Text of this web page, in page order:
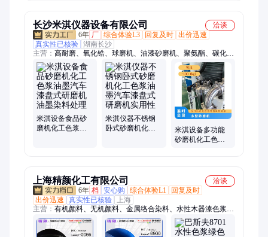
长沙米淇仪器设备有限公司
洽谈
6年 厂 综合体验L3 回复及时 出价迅速
真实性已核验 湖南长沙
主营： 高耐磨、氧化锆、球磨机、油漆砂磨机、聚氨酯、碳化
硅、硬质合金、真空手套箱、尼龙球磨罐、聚四氟乙烯、土壤研
磨机、刚玉球磨罐、不锈钢球磨罐、不锈钢手套箱、亚克力手套
箱、惰性气体手套箱
米淇设备食品砂
磨机化工色浆油
米淇仪器不锈钢
卧式砂磨机化工
米淇设备多功能
砂磨机化工色浆
上海精颜化工有限公司
洽谈
6年 档 安心购 综合体验L1
回复及时
出价迅速
真实性已核验
上海
主营： 有机颜料、无机颜料、金属络合染料、水性木器漆色浆、
溶剂染料